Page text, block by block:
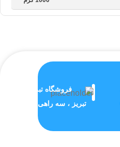
فروشگاه تبریز
تبریز ، سه راهی ولیعصر